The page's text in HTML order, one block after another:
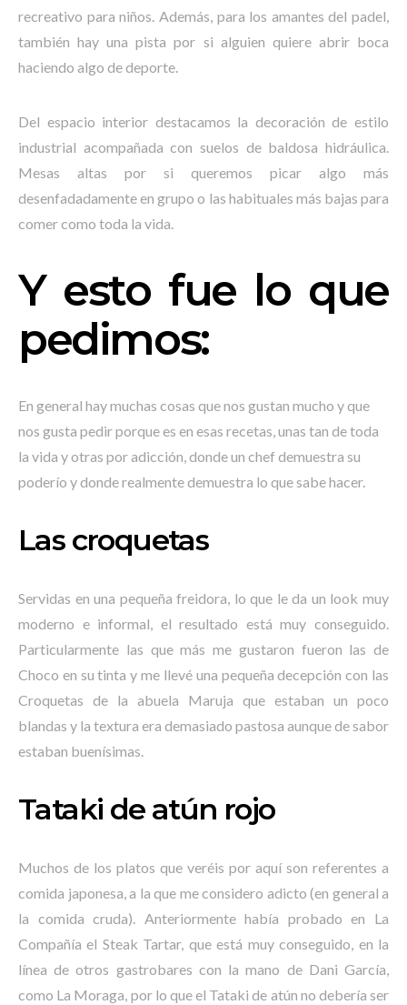
recreativo para niños. Además, para los amantes del padel,
también hay una pista por si alguien quiere abrir boca
haciendo algo de deporte.
Del espacio interior destacamos la decoración de estilo
industrial acompañada con suelos de baldosa hidráulica.
Mesas altas por si queremos picar algo más
desenfadadamente en grupo o las habituales más bajas para
comer como toda la vida.
Y esto fue lo que
pedimos:
En general hay muchas cosas que nos gustan mucho y que
nos gusta pedir porque es en esas recetas, unas tan de toda
la vida y otras por adicción, donde un chef demuestra su
poderío y donde realmente demuestra lo que sabe hacer.
Las croquetas
Servidas en una pequeña freidora, lo que le da un look muy
moderno e informal, el resultado está muy conseguido.
Particularmente las que más me gustaron fueron las de
Choco en su tinta y me llevé una pequeña decepción con las
Croquetas de la abuela Maruja que estaban un poco
blandas y la textura era demasiado pastosa aunque de sabor
estaban buenísimas.
Tataki de atún rojo
Muchos de los platos que veréis por aquí son referentes a
comida japonesa, a la que me considero adicto (en general a
la comida cruda). Anteriormente había probado en La
Compañía el Steak Tartar, que está muy conseguido, en la
línea de otros gastrobares con la mano de Dani García,
como La Moraga, por lo que el Tataki de atún no debería ser